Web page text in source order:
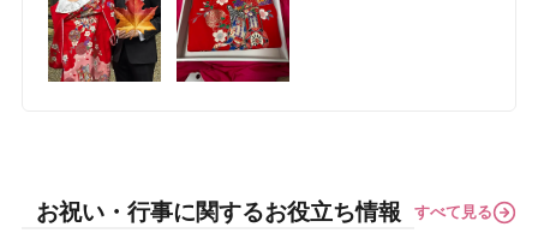
お祝い・行事に関するお役立ち情報 すべて見る